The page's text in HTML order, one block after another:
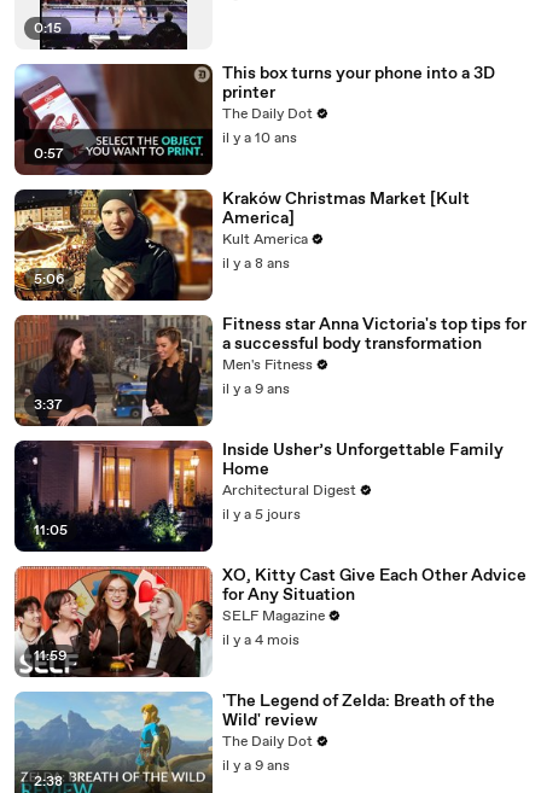
0:15
0:57
This box turns your phone into a 3D
printer
The Daily Dot
il y a 10 ans
5:06
Kraków Christmas Market [Kult
America]
Kult America
il y a 8 ans
3:37
Fitness star Anna Victoria's top tips for
a successful body transformation
Men's Fitness
il y a 9 ans
11:05
Inside Usher’s Unforgettable Family
Home
Architectural Digest
il y a 5 jours
11:59
XO, Kitty Cast Give Each Other Advice
for Any Situation
SELF Magazine
il y a 4 mois
2:38
'The Legend of Zelda: Breath of the
Wild' review
The Daily Dot
il y a 9 ans